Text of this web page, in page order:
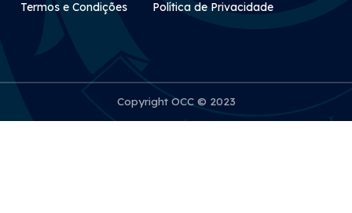
Termos e Condições Política de Privacidade
Copyright OCC © 2023